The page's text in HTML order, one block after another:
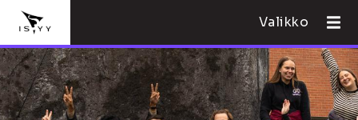
Valikko